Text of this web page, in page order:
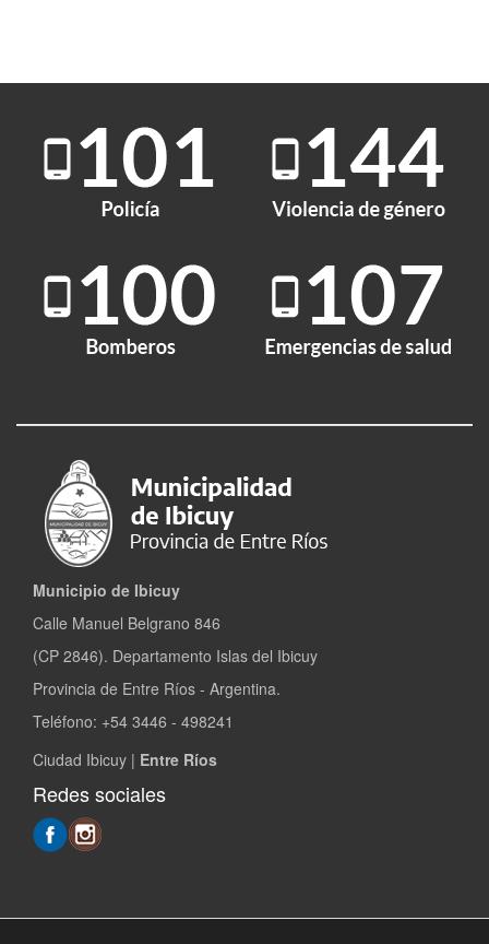
Municipio de Ibicuy
Calle Manuel Belgrano 846
(CP 2846). Departamento Islas del Ibicuy
Provincia de Entre Ríos - Argentina.
Teléfono: +54 3446 - 498241
Ciudad Ibicuy | Entre Ríos
Redes sociales